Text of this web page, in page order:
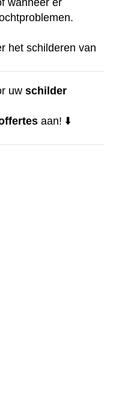
wanneer er
het schilderen van
uw schilder
aan! ⬇️